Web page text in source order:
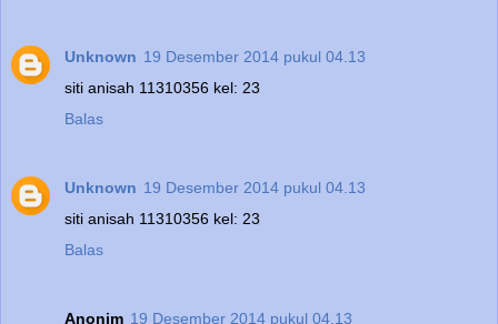
Unknown 19 Desember 2014 pukul 04.13
siti anisah 11310356 kel: 23
Balas
Unknown 19 Desember 2014 pukul 04.13
siti anisah 11310356 kel: 23
Balas
Anonim 19 Desember 2014 pukul 04.13